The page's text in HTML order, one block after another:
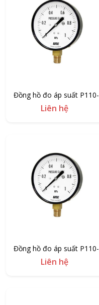
Đồng hồ đo áp suất P110-
100/350
Liên hệ
Đồng hồ đo áp suất P110-
63/160
Liên hệ